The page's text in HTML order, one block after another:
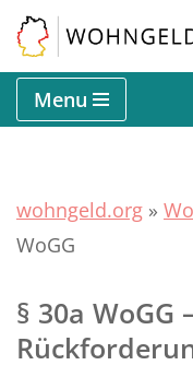
Zum
Inhalt
springen
Menu
wohngeld.org »
WoGG
§ 30a WoGG